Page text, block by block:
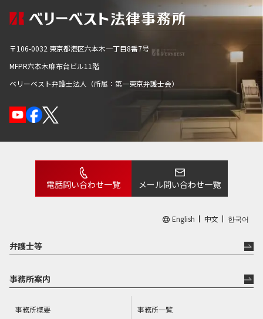
〒106-0032 東京都港区六本木一丁目8番7号
MFPR六本木麻布台ビル11階
ベリーベスト弁護士法人（所属：第一東京弁護士会）
電話問い合わせ一覧 メール問い合わせ一覧
English 中文 한국어
弁護士等
事務所案内
事務所概要 事務所一覧